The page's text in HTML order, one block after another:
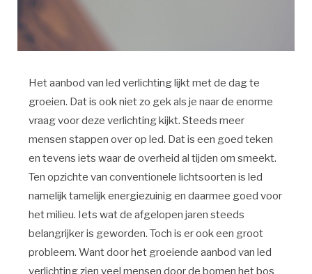
Het aanbod van led verlichting lijkt met de dag te
groeien. Dat is ook niet zo gek als je naar de enorme
vraag voor deze verlichting kijkt. Steeds meer
mensen stappen over op led. Dat is een goed teken
en tevens iets waar de overheid al tijden om smeekt.
Ten opzichte van conventionele lichtsoorten is led
namelijk tamelijk energiezuinig en daarmee goed voor
het milieu. Iets wat de afgelopen jaren steeds
belangrijker is geworden. Toch is er ook een groot
probleem. Want door het groeiende aanbod van led
verlichting zien veel mensen door de bomen het bos